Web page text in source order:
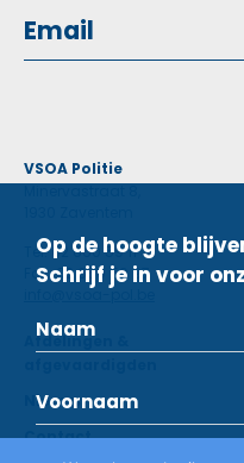
VSOA Politie
Tel: 02 660 59 11
Fax: 02 660 50 97
info@vsoa-pol.be
Afdelingen &
Nieuws
Contact
Op de hoogte
Schrijf je in voor